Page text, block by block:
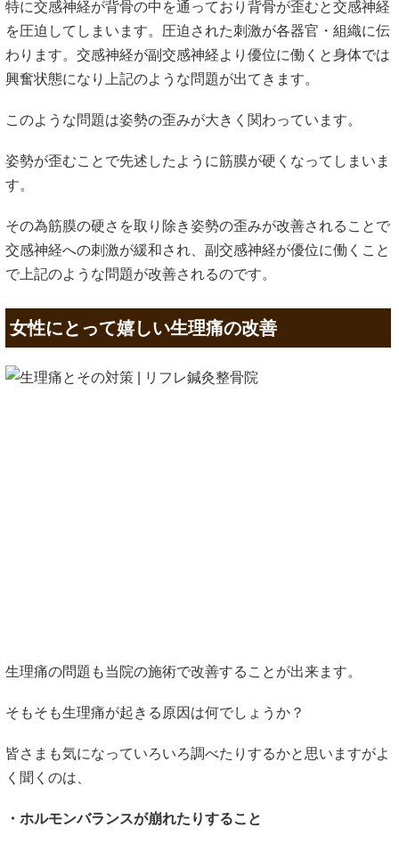
特に交感神経が背骨の中を通っており背骨が歪むと交感神経
を圧迫してしまいます。圧迫された刺激が各器官・組織に伝
わります。交感神経が副交感神経より優位に働くと身体では
興奮状態になり上記のような問題が出てきます。
このような問題は姿勢の歪みが大きく関わっています。
姿勢が歪むことで先述したように筋膜が硬くなってしまいま
す。
その為筋膜の硬さを取り除き姿勢の歪みが改善されることで
交感神経への刺激が緩和され、副交感神経が優位に働くこと
で上記のような問題が改善されるのです。
女性にとって嬉しい生理痛の改善
生理痛の問題も当院の施術で改善することが出来ます。
そもそも生理痛が起きる原因は何でしょうか？
皆さまも気になっていろいろ調べたりするかと思いますがよ
く聞くのは、
・ホルモンバランスが崩れたりすること